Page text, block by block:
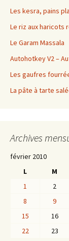
Les kesra, pains
Le riz aux haricots
Le Garam Massala
Autohotkey V2 –
Les gaufres
La pâte à tarte
Archives
février 2010
L
M
1
2
8
9
15
16
22
23